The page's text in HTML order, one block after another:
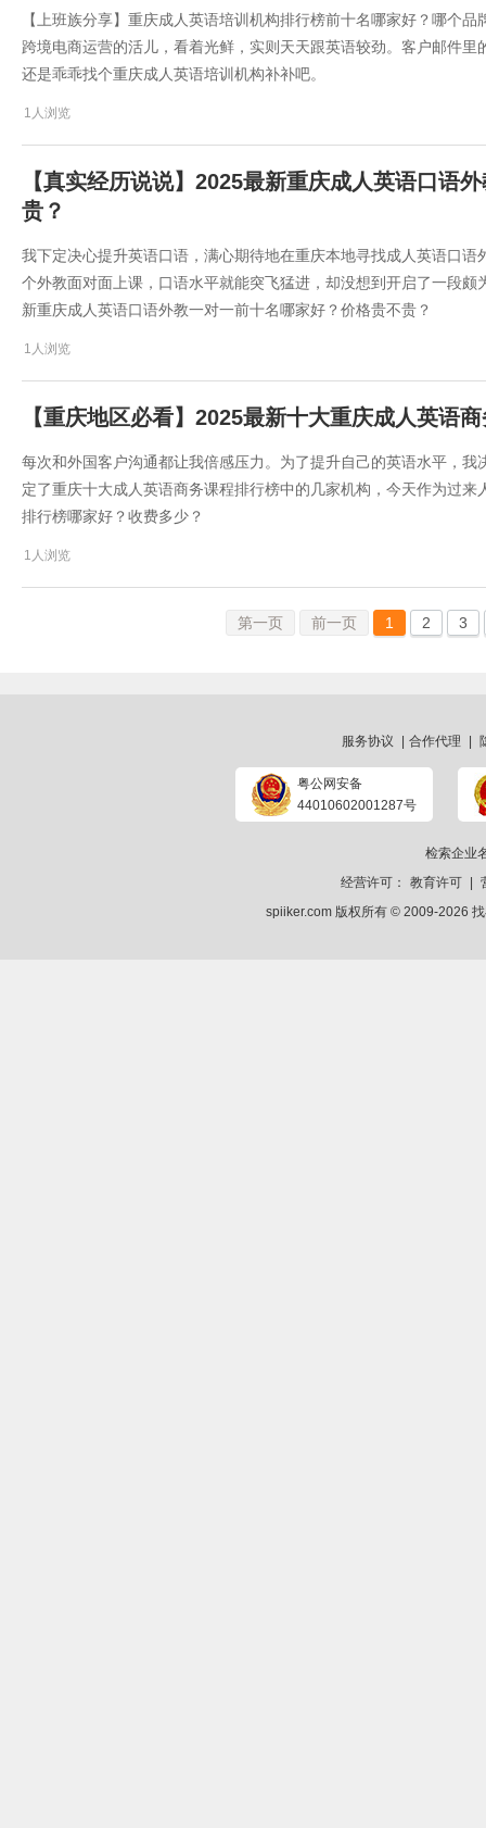
【上班族分享】重庆成人英语培训机构排行榜前十名哪家好？哪个
跨境电商运营的活儿，看着光鲜，实则天天跟英语较劲。客户邮件
还是乖乖找个重庆成人英语培训机构补补吧。
1人浏览
【真实经历说说】2025最新重庆成人英语口语
贵？
我下定决心提升英语口语，满心期待地在重庆本地寻找成人英语口
个外教面对面上课，口语水平就能突飞猛进，却没想到开启了一段
新重庆成人英语口语外教一对一前十名哪家好？价格贵不贵？
1人浏览
【重庆地区必看】2025最新十大重庆成人英语
每次和外国客户沟通都让我倍感压力。为了提升自己的英语水平，
定了重庆十大成人英语商务课程排行榜中的几家机构，今天作为过
排行榜哪家好？收费多少？
1人浏览
第一页 前一页 1 2 3
服务协议 合作代理
粤公网安备
44010602001287号
检索企业
经营许可：
教育许可
spiiker.com 版权所有 © 2009-2026